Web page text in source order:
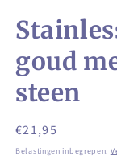
goud
steen
Normale
prijs
€21,95
Belastingen inbegrepen.